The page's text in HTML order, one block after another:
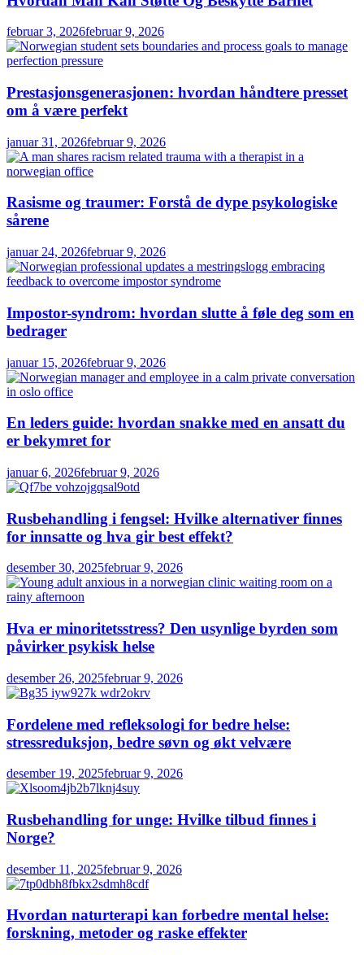
februar 3, 2026februar 9, 2026
Prestasjonsgenerasjonen: hvordan håndtere presset
om å være perfekt
januar 31, 2026februar 9, 2026
Rasisme og traumer: Forstå de dype psykologiske
sårene
januar 24, 2026februar 9, 2026
Impostor-syndrom: hvordan slutte å føle deg som en
bedrager
januar 15, 2026februar 9, 2026
En leders guide: hvordan snakke med en ansatt du
er bekymret for
januar 6, 2026februar 9, 2026
Rusbehandling i fengsel: Hvilke alternativer finnes
for innsatte og hva gir best effekt?
desember 30, 2025februar 9, 2026
Hva er minoritetsstress? Den usynlige byrden som
påvirker psykisk helse
desember 26, 2025februar 9, 2026
Fordelene med refleksologi for bedre helse:
stressreduksjon, bedre søvn og økt velvære
desember 19, 2025februar 9, 2026
Rusbehandling for unge: Hvilke tilbud finnes i
Norge?
desember 11, 2025februar 9, 2026
Hvordan naturterapi kan forbedre mental helse:
forskning, metoder og raske effekter